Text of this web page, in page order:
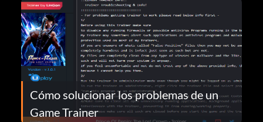
Cómo solucionar los problemas de un
Game Trainer